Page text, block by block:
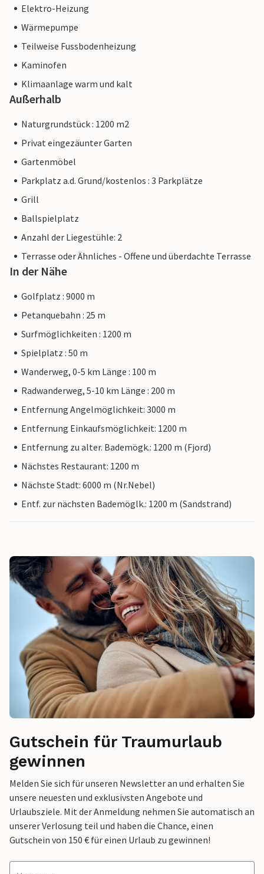
Elektro-Heizung
Wärmepumpe
Teilweise Fussbodenheizung
Kaminofen
Klimaanlage warm und kalt
Außerhalb
Naturgrundstück : 1200 m2
Privat eingezäunter Garten
Gartenmöbel
Parkplatz a.d. Grund/kostenlos : 3 Parkplätze
Grill
Ballspielplatz
Anzahl der Liegestühle: 2
Terrasse oder Ähnliches - Offene und überdachte Terrasse
In der Nähe
Golfplatz : 9000 m
Petanquebahn : 25 m
Surfmöglichkeiten : 1200 m
Spielplatz : 50 m
Wanderweg, 0-5 km Länge : 100 m
Radwanderweg, 5-10 km Länge : 200 m
Entfernung Angelmöglichkeit: 3000 m
Entfernung Einkaufsmöglichkeit: 1200 m
Entfernung zu alter. Bademögk.: 1200 m (Fjord)
Nächstes Restaurant: 1200 m
Nächste Stadt: 6000 m (Nr.Nebel)
Entf. zur nächsten Bademöglk.: 1200 m (Sandstrand)
Gutschein für Traumurlaub
gewinnen
Melden Sie sich für unseren Newsletter an und erhalten Sie
unsere neuesten und exklusivsten Angebote und
Urlaubsziele. Mit der Anmeldung nehmen Sie automatisch an
unserer Verlosung teil und haben die Chance, einen
Gutschein von 150 € für einen Urlaub zu gewinnen!